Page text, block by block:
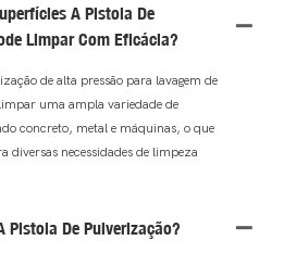
A Pistola De
Limpar Com Eficácia?
de alta pressão para lavagem de
uma ampla variedade de
concreto, metal e máquinas, o que
diversas necessidades de limpeza
Pistola De Pulverização?